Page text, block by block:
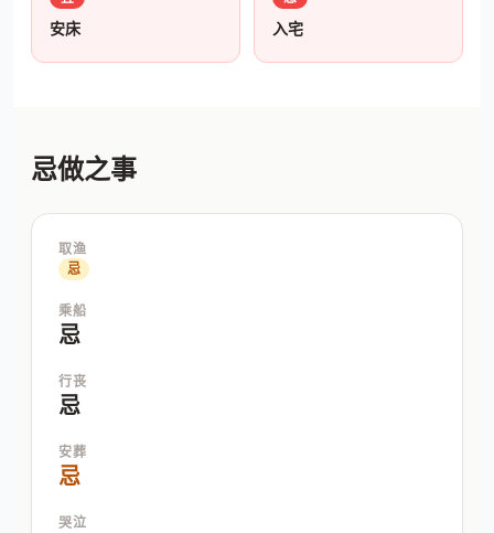
安床 入宅
忌做之事
取渔
忌
乘船
忌
行丧
忌
安葬
忌
哭泣